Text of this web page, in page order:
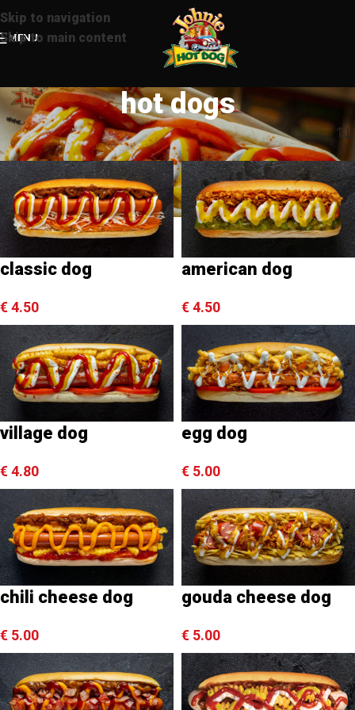
Skip to navigation
Skip to main content
MENU
hot dogs
Αρχική σελίδα/μενού/hot dogs
classic dog
€4.50
american dog
€4.50
village dog
€4.80
egg dog
€ 5.00
chili cheese dog
€ 5.00
gouda cheese dog
€ 5.00